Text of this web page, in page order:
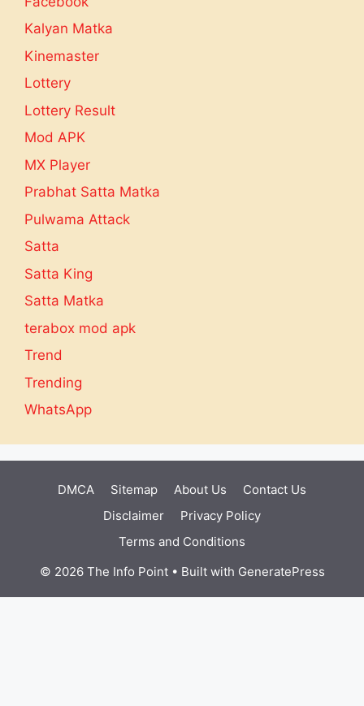
Kalyan Matka
Kinemaster
Lottery
Lottery Result
Mod APK
MX Player
Prabhat Satta Matka
Pulwama Attack
Satta
Satta King
Satta Matka
terabox mod apk
Trend
Trending
WhatsApp
DMCA Sitemap About Us
Contact Us
Disclaimer
Privacy Policy
Terms and Conditions
© 2026 The Info Point• Built with GeneratePress